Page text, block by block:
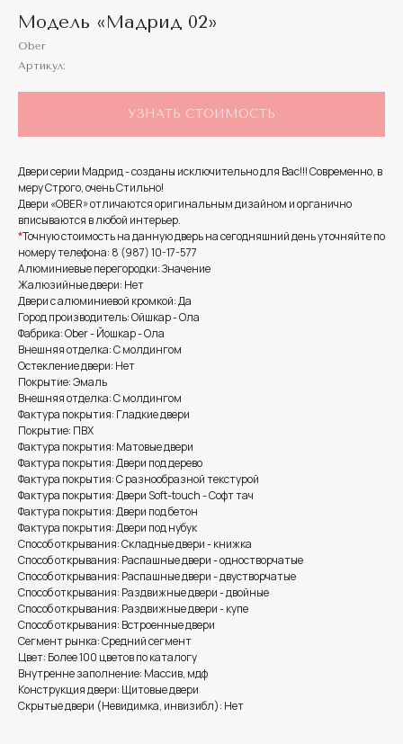
Модель «Мадрид 02»
Ober
Артикул:
УЗНАТЬ СТОИМОСТЬ
Двери серии Мадрид - созданы исключительно для Вас!!! Современно, в
меру Строго, очень Стильно!
Двери «OBER» отличаются оригинальным дизайном и органично
вписываются в любой интерьер.
*Точную стоимость на данную дверь на сегодняшний день уточняйте по
номеру телефона: 8 (987) 10-17-577
Алюминиевые перегородки: Значение
Жалюзийные двери: Нет
Двери с алюминиевой кромкой: Да
Город производитель: Ойшкар - Ола
Фабрика: Ober - Йошкар - Ола
Внешняя отделка: С молдингом
Остекление двери: Нет
Покрытие: Эмаль
Внешняя отделка: С молдингом
Фактура покрытия: Гладкие двери
Покрытие: ПВХ
Фактура покрытия: Матовые двери
Фактура покрытия: Двери под дерево
Фактура покрытия: С разнообразной текстурой
Фактура покрытия: Двери Soft-touch - Софт тач
Фактура покрытия: Двери под бетон
Фактура покрытия: Двери под нубук
Способ открывания: Складные двери - книжка
Способ открывания: Распашные двери - одностворчатые
Способ открывания: Распашные двери - двустворчатые
Способ открывания: Раздвижные двери - двойные
Способ открывания: Раздвижные двери - купе
Способ открывания: Встроенные двери
Сегмент рынка: Средний сегмент
Цвет: Более 100 цветов по каталогу
Внутренне заполнение: Массив, мдф
Конструкция двери: Щитовые двери
Скрытые двери (Невидимка, инвизибл): Нет